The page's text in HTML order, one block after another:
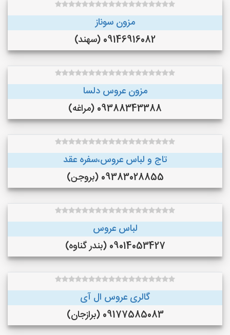
مزون سوناز
09146916082 (سهند)
مزون عروس دلسا
09388343388 (مراغه)
تاج و لباس عروس،سفره عقد
09383028855 (بروجن)
لباس عروس
09014053427 (بندر گناوه)
گالری عروس ال آی
09177585083 (برازجان)